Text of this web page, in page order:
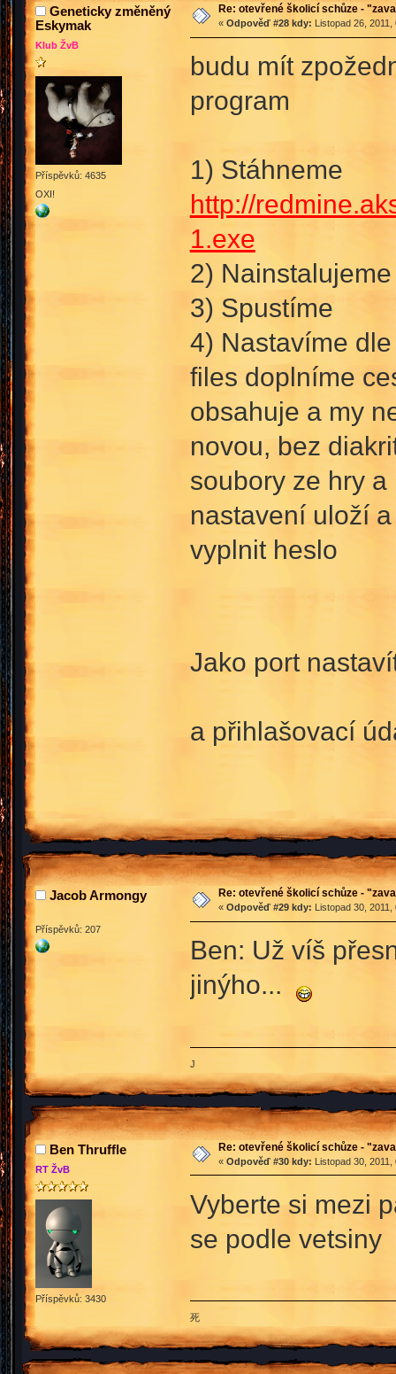
Geneticky změněný
Eskymak
Klub ŽvB
Příspěvků: 4635
OXI!
Re: otevřené školicí schůze -
« Odpověď #28 kdy: Listopad 26, 2011,
budu mít
program
1) Stáhneme
http://
1.exe
2) Nainstalujeme
3) Spustíme
4) Nastavíme
files doplníme
obsahuje a my
novou, bez
soubory ze hry
nastavení uloží
vyplnit heslo
Jako port
a přihlašovací
Jacob Armongy
Příspěvků: 207
Re: otevřené školicí schůze -
« Odpověď #29 kdy: Listopad 30,
Ben: Už víš
jinýho...
J
Ben Thruffle
RT ŽvB
Příspěvků: 3430
Re: otevřené školicí schůze -
« Odpověď #30 kdy: Listopad 30,
Vyberte si mezi
se podle vetsiny
死